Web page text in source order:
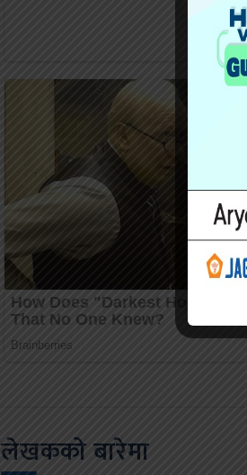
लेखकको बारेमा